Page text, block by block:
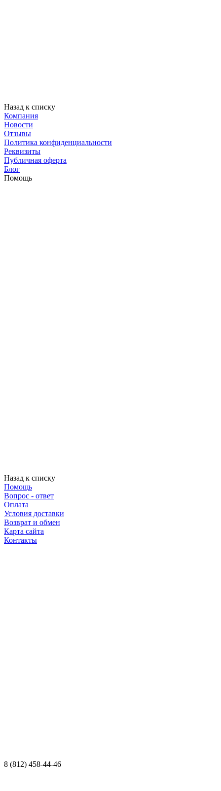
Назад к списку
Компания
Новости
Отзывы
Политика конфиденциальности
Реквизиты
Публичная оферта
Блог
Помощь
Назад к списку
Помощь
Вопрос - ответ
Оплата
Условия доставки
Возврат и обмен
Карта сайта
Контакты
8 (812) 458-44-46